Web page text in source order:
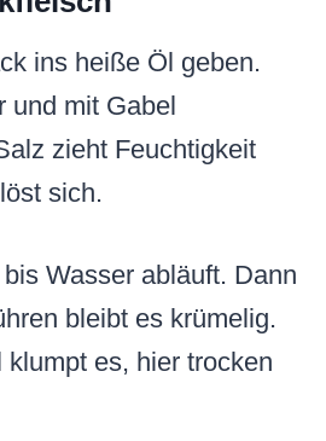
ins heiße Öl geben.
und mit Gabel
zieht Feuchtigkeit
sich.
Wasser abläuft. Dann
bleibt es krümelig.
es, hier trocken